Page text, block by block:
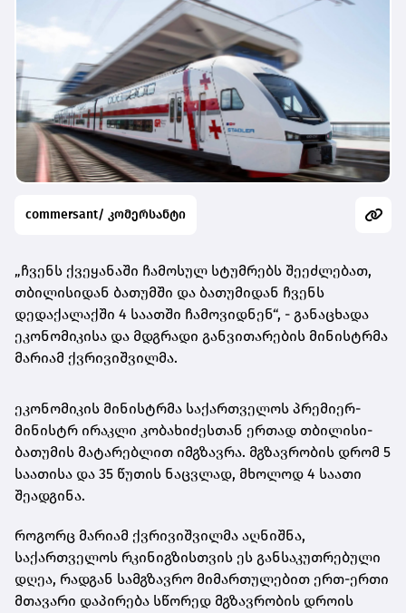
commersant/ კომერსანტი
„ჩვენს ქვეყანაში ჩამოსულ სტუმრებს შეეძლებათ,
თბილისიდან ბათუმში და ბათუმიდან ჩვენს
დედაქალაქში 4 საათში ჩამოვიდნენ“, - განაცხადა
ეკონომიკისა და მდგრადი განვითარების მინისტრმა
მარიამ ქვრივიშვილმა.
ეკონომიკის მინისტრმა საქართველოს პრემიერ-
მინისტრ ირაკლი კობახიძესთან ერთად თბილისი-
ბათუმის მატარებლით იმგზავრა. მგზავრობის დრომ 5
საათისა და 35 წუთის ნაცვლად, მხოლოდ 4 საათი
შეადგინა.
როგორც მარიამ ქვრივიშვილმა აღნიშნა,
საქართველოს რკინიგზისთვის ეს განსაკუთრებული
დღეა, რადგან სამგზავრო მიმართულებით ერთ-ერთი
მთავარი დაპირება სწორედ მგზავრობის დროის